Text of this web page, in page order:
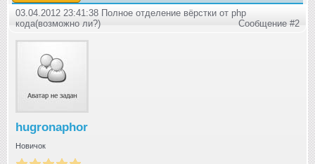
03.04.2012 23:41:38 Полное отделение вёрстки от php
кода(возможно ли?)
Сообщение #2
hugronaphor
Новичок